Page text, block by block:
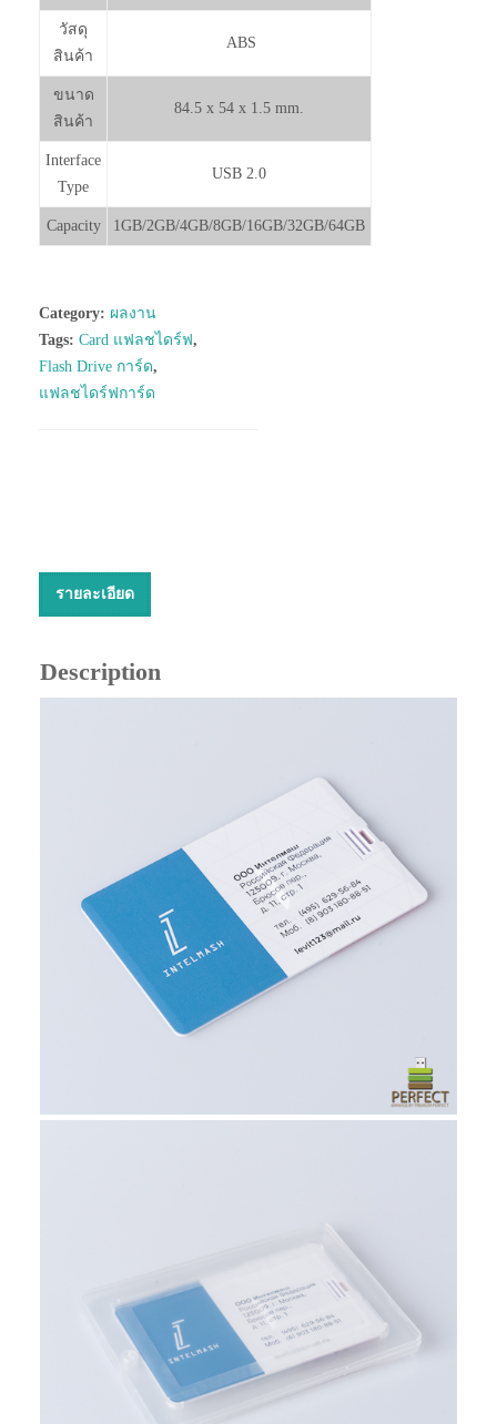
วัสดุ
สินค้า
ABS
ขนาด
สินค้า
84.5 x 54 x 1.5 mm.
Interface
Type
USB 2.0
Capacity 1GB/2GB/4GB/8GB/16GB/32GB/64GB
Category: ผลงาน
Tags: Card แฟลชไดร์ฟ,
Flash Drive การ์ด,
แฟลชไดร์ฟการ์ด
รายละเอียด
Description